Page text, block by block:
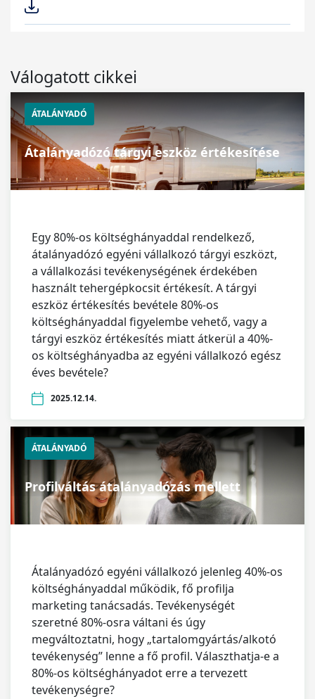
Válogatott cikkei
ÁTALÁNYADÓ
Átalányadózó tárgyi eszköz értékesítése
Egy 80%-os költséghányaddal rendelkező,
átalányadózó egyéni vállalkozó tárgyi eszközt,
a vállalkozási tevékenységének érdekében
használt tehergépkocsit értékesít. A tárgyi
eszköz értékesítés bevétele 80%-os
költséghányaddal figyelembe vehető, vagy a
tárgyi eszköz értékesítés miatt átkerül a 40%-
os költséghányadba az egyéni vállalkozó egész
éves bevétele?
2025.12.14.
ÁTALÁNYADÓ
Profilváltás átalányadózás mellett
Átalányadózó egyéni vállalkozó jelenleg 40%-os
költséghányaddal működik, fő profilja
marketing tanácsadás. Tevékenységét
szeretné 80%-osra váltani és úgy
megváltoztatni, hogy „tartalomgyártás/alkotó
tevékenység” lenne a fő profil. Választhatja-e a
80%-os költséghányadot erre a tervezett
tevékenységre?